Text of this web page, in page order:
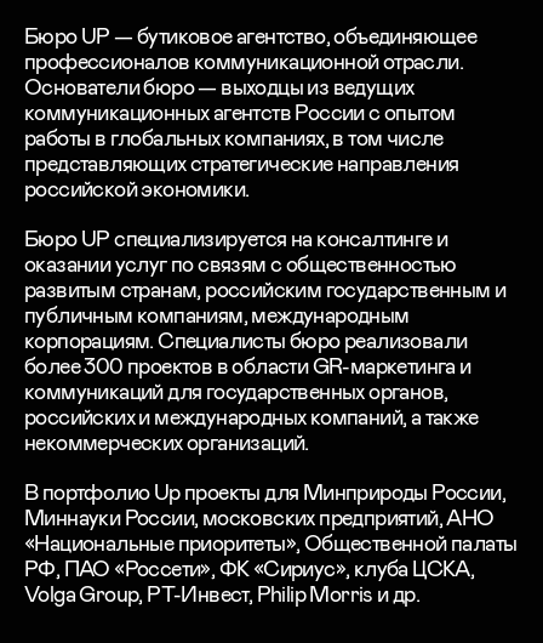
Бюро UP — бутиковое агентство, объединяющее
профессионалов коммуникационной отрасли.
Основатели бюро — выходцы из ведущих
коммуникационных агентств России с опытом
работы в глобальных компаниях, в том числе
представляющих стратегические направления
российской экономики.
Бюро UP специализируется на консалтинге и
оказании услуг по связям с общественностью
развитым странам, российским государственным и
публичным компаниям, международным
корпорациям. Специалисты бюро реализовали
более 300 проектов в области GR-маркетинга и
коммуникаций для государственных органов,
российских и международных компаний, а также
некоммерческих организаций.
В портфолио Up проекты для Минприроды России,
Миннауки России, московских предприятий, АНО
«Национальные приоритеты», Общественной палаты
РФ, ПАО «Россети», ФК «Сириус», клуба ЦСКА,
Volga Group, РТ-Инвест, Philip Morris и др.